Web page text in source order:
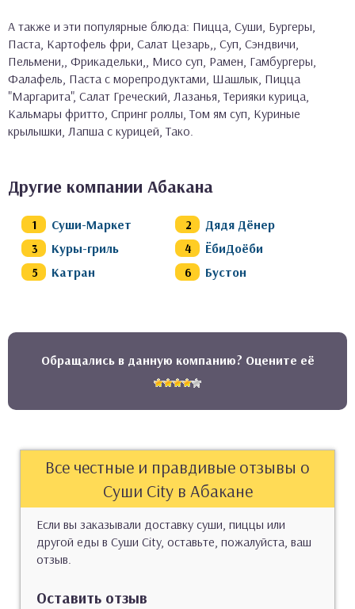
А также и эти популярные блюда: Пицца, Суши, Бургеры,
Паста, Картофель фри, Салат Цезарь,, Суп, Сэндвичи,
Пельмени,, Фрикадельки,, Мисо суп, Рамен, Гамбургеры,
Фалафель, Паста с морепродуктами, Шашлык, Пицца
"Маргарита", Салат Греческий, Лазанья, Терияки курица,
Кальмары фритто, Спринг роллы, Том ям суп, Куриные
крылышки, Лапша с курицей, Тако.
Другие компании Абакана
Суши-Маркет
Дядя Дёнер
Куры-гриль
ЁбиДоёби
Катран
Бустон
Обращались в данную компанию? Оцените её
Все честные и правдивые отзывы о
Суши City в Абакане
Если вы заказывали доставку суши, пиццы или
другой еды в Суши City, оставьте, пожалуйста, ваш
отзыв.
Оставить отзыв